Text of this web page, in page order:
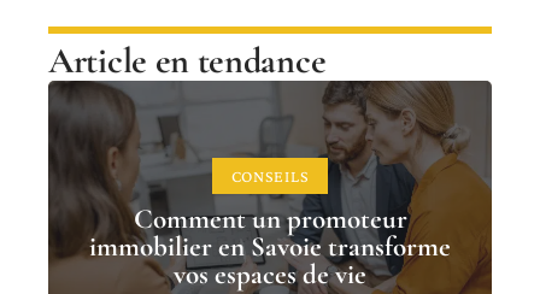
Article en tendance
CONSEILS
Comment un promoteur
immobilier en Savoie transforme
vos espaces de vie